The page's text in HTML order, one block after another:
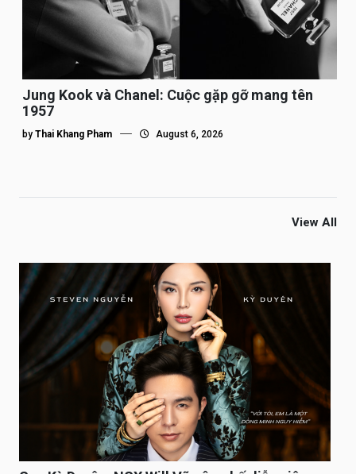
Jung Kook và Chanel: Cuộc gặp gỡ mang tên
1957
by Thai Khang Pham August 6, 2026
View All